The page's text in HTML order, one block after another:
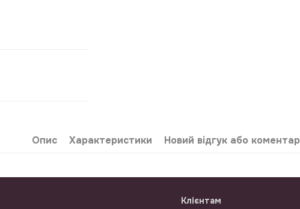
Опис Характеристики Новий відгук або коментар
Клієнтам